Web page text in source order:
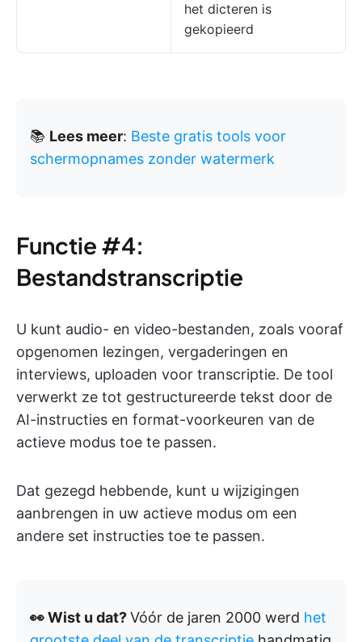
het dicteren is
gekopieerd
📚 Lees meer: Beste gratis tools voor
schermopnames zonder watermerk
Functie #4:
Bestandstranscriptie
U kunt audio- en video-bestanden, zoals vooraf
opgenomen lezingen, vergaderingen en
interviews, uploaden voor transcriptie. De tool
verwerkt ze tot gestructureerde tekst door de
AI-instructies en format-voorkeuren van de
actieve modus toe te passen.
Dat gezegd hebbende, kunt u wijzigingen
aanbrengen in uw actieve modus om een
andere set instructies toe te passen.
👀 Wist u dat?Vóór de jaren 2000 werd het